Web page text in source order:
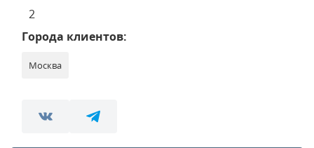
2
Города клиентов:
Москва